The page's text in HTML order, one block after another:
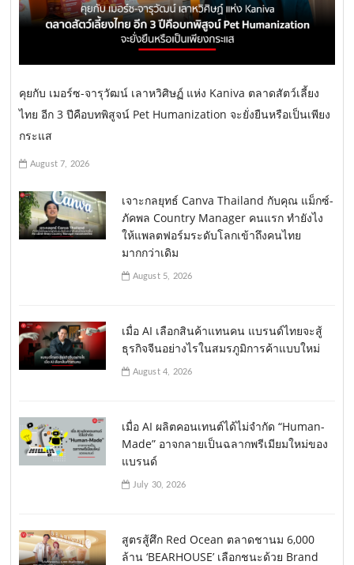
คุยกับ เมอร์ซ-จารุวัฒน์ เลาหวิศิษฏ์ แห่ง Kaniva ตลาดสัตว์เลี้ยง
ไทย อีก 3 ปีคือบทพิสูจน์ Pet Humanization จะยั่งยืนหรือเป็นเพียง
กระแส
August 7, 2026
เจาะกลยุทธ์ Canva Thailand กับคุณ แม็กซ์-
ภัคพล Country Manager คนแรก ทำยังไง
ให้แพลตฟอร์มระดับโลกเข้าถึงคนไทย
มากกว่าเดิม
August 5, 2026
เมื่อ AI เลือกสินค้าแทนคน แบรนด์ไทยจะสู้
ธุรกิจจีนอย่างไรในสมรภูมิการค้าแบบใหม่
August 4, 2026
เมื่อ AI ผลิตคอนเทนต์ได้ไม่จำกัด “Human-
Made” อาจกลายเป็นฉลากพรีเมียมใหม่ของ
แบรนด์
July 30, 2026
สูตรสู้ศึก Red Ocean ตลาดชานม 6,000
ล้าน ‘BEARHOUSE’ เลือกชนะด้วย Brand